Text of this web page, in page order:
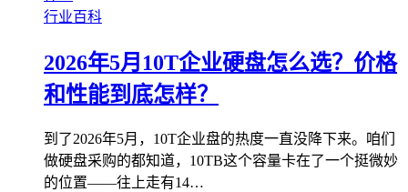
行业百科
2026年5月10T企业硬盘怎么选？价格
和性能到底怎样？
到了2026年5月，10T企业盘的热度一直没降下来。咱们
做硬盘采购的都知道，10TB这个容量卡在了一个挺微妙
的位置——往上走有14…